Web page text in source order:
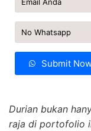
Submit
Durian bukan
raja di portofolio